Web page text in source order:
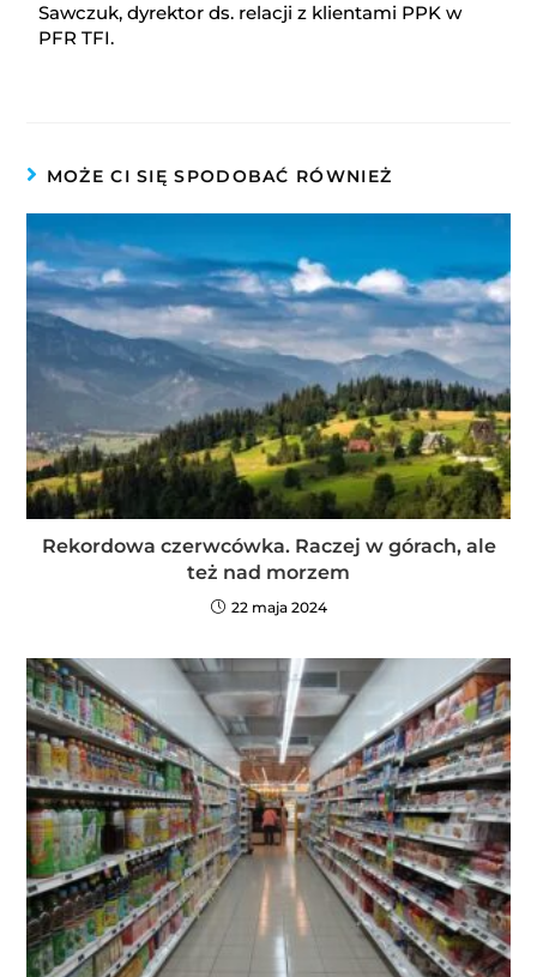
Sawczuk, dyrektor ds. relacji z klientami PPK w
PFR TFI.
MOŻE CI SIĘ SPODOBAĆ RÓWNIEŻ
Rekordowa czerwcówka. Raczej w górach, ale
też nad morzem
22 maja 2024